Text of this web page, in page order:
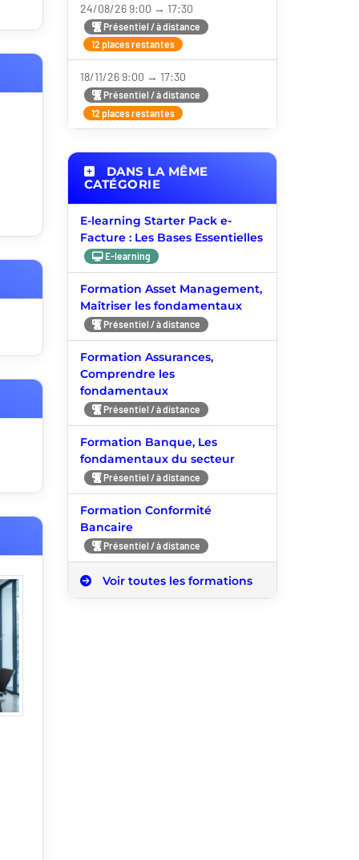
24/08/26 9:00 → 17:30
Présentiel / à distance
12 places restantes
18/11/26 9:00 → 17:30
Présentiel / à distance
12 places restantes
DANS LA MÊME
CATÉGORIE
E-learning Starter Pack e-
Facture : Les Bases Essentielles
E-learning
Formation Asset Management,
Maîtriser les fondamentaux
Présentiel / à distance
Formation Assurances,
Comprendre les
fondamentaux
Présentiel / à distance
Formation Banque, Les
fondamentaux du secteur
Présentiel / à distance
Formation Conformité
Bancaire
Présentiel / à distance
Voir toutes les formations